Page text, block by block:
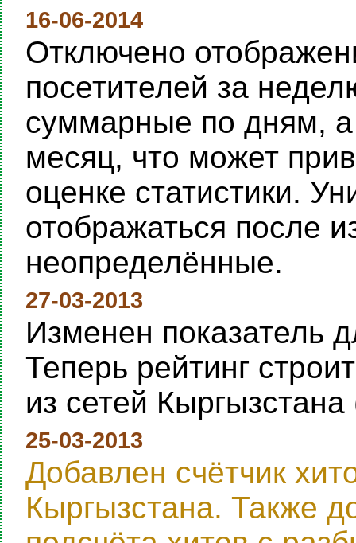
16-06-2014
Отключено
посетителей за
суммарные по дням,
месяц, что может
оценке статистики.
отображаться после
неопределённые.
27-03-2013
Изменен показатель
Теперь рейтинг
из сетей
25-03-2013
Добавлен счётчик
Кыргызстана. Также